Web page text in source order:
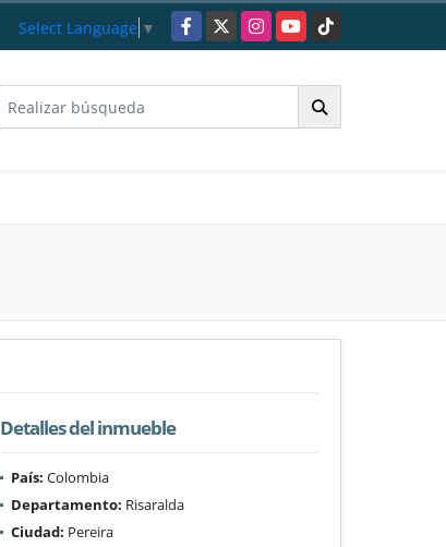
Select Language ▼ Facebook
X InstagramYouTubeTikTok
Detalles del inmueble
País: Colombia
Departamento: Risaralda
Ciudad: Pereira